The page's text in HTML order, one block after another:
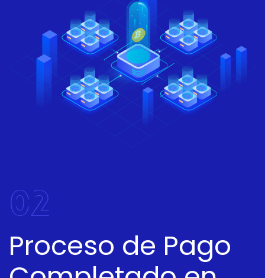
02
Proceso de Pago